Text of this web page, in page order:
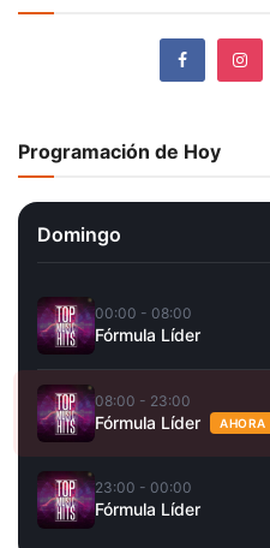
Programación de Hoy
Domingo
00:00 - 08:00
Fórmula Líder
08:00 - 23:00
Fórmula Líder AHORA
23:00 - 00:00
Fórmula Líder